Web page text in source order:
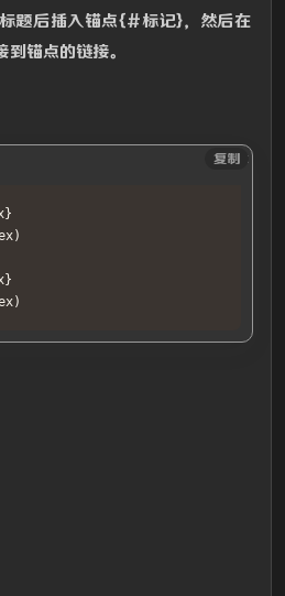
题后插入锚点{#标记}，然后在
锚点的链接。
复制
Text